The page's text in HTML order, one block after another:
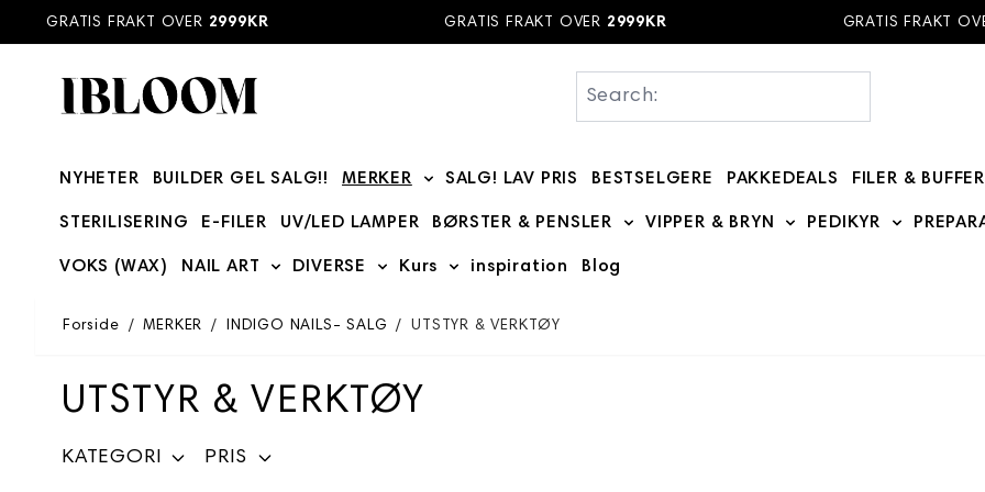
Hopp til innhold
GRATIS FRAKT OVER2999KR GRATIS FRAKT OVER2999KR GRATIS FRAKT OVER
NYHETER BUILDER GEL SALG!!
MERKER
SALG! LAV PRIS BESTSELGERE PAKKEDEALS
FILER & BUFFER
STERILISERING
E-FILER UV/LED LAMPER
BØRSTER & PENSLER
VIPPER & BRYN
PEDIKYR
VOKS (WAX)
NAIL ART
DIVERSE
Kurs
inspiration Blog
Forside / MERKER / INDIGO NAILS- SALG / UTSTYR & VERKTØY
UTSTYR & VERKTØY
KATEGORI PRIS